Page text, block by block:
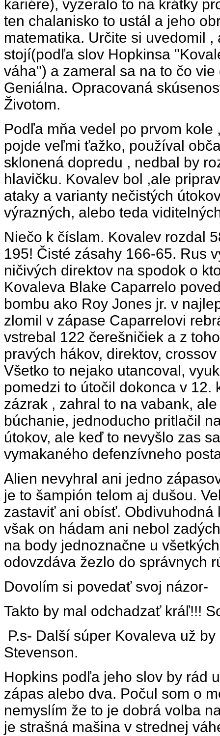
kariére), vyzeralo to na krátky
ten chalanisko to ustál a jeho
matematika. Určite si uvedomil
stojí(podľa slov Hopkinsa
váha") a zameral sa na to čo
Geniálna. Opracovaná
Životom.
Podľa mňa vedel po prvom kole
pojde veľmi ťažko, používal
sklonená dopredu , nedbal by
hlavičku. Kovalev bol ,ale
ataky a varianty nečistých
výrazných, alebo teda
Niečo k číslam. Kovalev rozdal
195! Čisté zásahy 166-65. Rus
ničivých direktov na spodok o
Kovaleva Blake Caparrelo
bombu ako Roy Jones jr. v
zlomil v zápase Caparrelovi
vstrebal 122 čerešničiek a z
pravých hákov, direktov,
Všetko to nejako utancoval,
pomedzi to útočil dokonca v 12.
zázrak , zahral to na vabank,
búchanie, jednoducho pritlačil
útokov, ale keď to nevyšlo zas
vymakaného defenzívneho
Alien nevyhral ani jedno
je to šampión telom aj dušou.
zastaviť ani obísť. Obdivuhodná
však on hádam ani nebol
na body jednoznačne u
odovzdáva žezlo do správnych
Dovolím si povedať svoj názor-
Takto by mal odchadzať kráľ!!!
P.s- Další súper Kovaleva už
Stevenson.
Hopkins podľa jeho slov by rád
zápas alebo dva. Počul som o
nemyslím že to je dobrá volba
je strašná mašina v strednej